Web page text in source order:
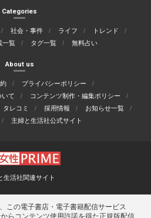
Categories
社会・事件 ライフ
トレンド
一覧 タグ一覧 無料占い
About us
プライバシーポリシー
いて
コンテンツ制作・編集ポリシー
タレコミ 採用情報
お知らせ一覧
主婦と生活社公式サイト
生活社関連サイト
この電子書店・電子書籍配信サービス
らコンテンツ使用許諾を得た正規版配信